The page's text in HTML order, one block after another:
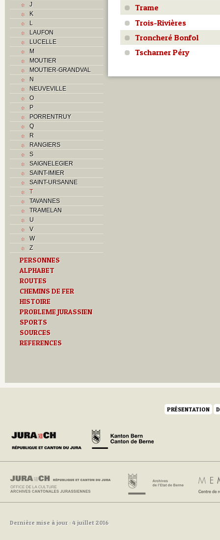
J
K
L
LAUFON
LUCELLE
M
MOUTIER
MOUTIER-GRANDVAL
N
NEUVEVILLE
O
P
PORRENTRUY
Q
R
RANGIERS
S
SAIGNELEGIER
SAINT-IMIER
SAINT-URSANNE
T
TAVANNES
TRAMELAN
U
V
W
Z
PERSONNES
ALPHABET
ROUTES
CHEMINS DE FER
HISTOIRE
PROBLEME JURASSIEN
SPORTS
SOURCES
REFERENCES
Trame
Trois-Rivières
Troncheré Bonfol
Tscharner Péry
PRÉSENTATION
Dernière mise à jour : 4 juillet 2016